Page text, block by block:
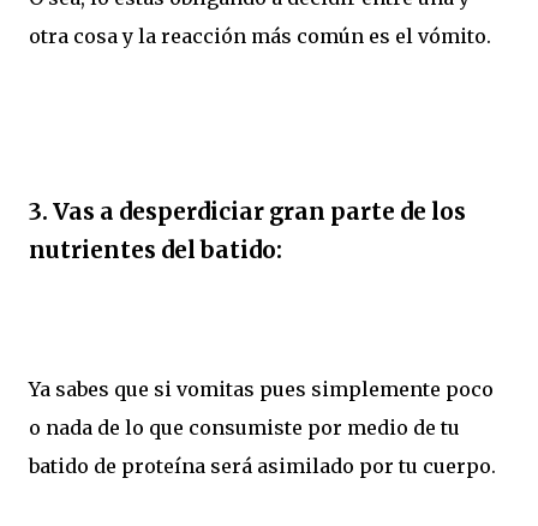
otra cosa y la reacción más común es el vómito.
3. Vas a desperdiciar gran parte de los
nutrientes del batido:
Ya sabes que si vomitas pues simplemente poco
o nada de lo que consumiste por medio de tu
batido de proteína será asimilado por tu cuerpo.